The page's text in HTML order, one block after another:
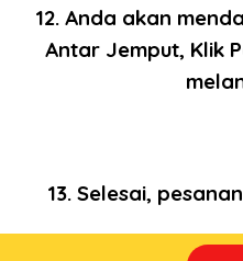
12. Anda akan
Antar Jemput, Klik
13. Selesai,